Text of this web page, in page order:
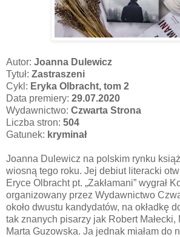
Autor: Joanna Dulewicz
Tytuł: Zastraszeni
Cykl: Eryka Olbracht, tom 2
Data premiery: 29.07.2020
Wydawnictwo: Czwarta Strona
Liczba stron: 504
Gatunek: kryminał
Joanna Dulewicz na polskim rynku
wiosną tego roku. Jej debiut literacki
Eryce Olbracht pt. „Zakłamani” wygrał
organizowany przez Wydawnictwo
około dwustu kandydatów, na okładkę
tak znanych pisarzy jak Robert Małecki,
Marta Guzowska. Ja jednak miałam do